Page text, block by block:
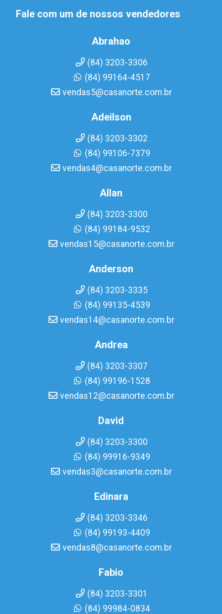
Fale com um de nossos vendedores
Abrahao
(84) 3203-3306
(84) 99164-4517
vendas5@casanorte.com.br
Adeilson
(84) 3203-3302
(84) 99106-7379
vendas4@casanorte.com.br
Allan
(84) 3203-3300
(84) 99184-9532
vendas15@casanorte.com.br
Anderson
(84) 3203-3335
(84) 99135-4539
vendas14@casanorte.com.br
Andrea
(84) 3203-3307
(84) 99196-1528
vendas12@casanorte.com.br
David
(84) 3203-3300
(84) 99916-9349
vendas3@casanorte.com.br
Edinara
(84) 3203-3346
(84) 99193-4409
vendas8@casanorte.com.br
Fabio
(84) 3203-3301
(84) 99984-0834